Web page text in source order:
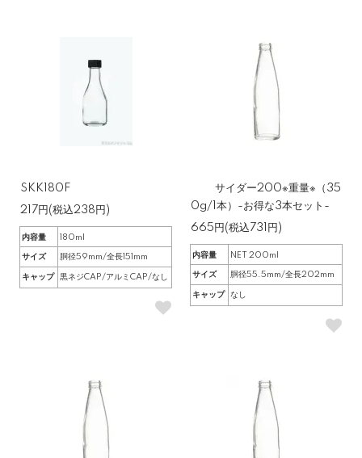
SKK180F
217円(税込238円)
内容量 180ml
サイズ 胴径59mm/全長151mm
キャップ 黒ネジCAP/アルミCAP/なし
サイダー200※重量※（35
0g/1本）-お得な3本セット-
665円(税込731円)
内容量 NET 200ml
サイズ 胴径55.5mm/全長202mm
キャップ なし